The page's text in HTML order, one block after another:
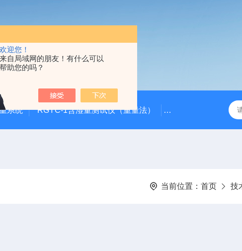
欢迎您！
来自局域网的朋友！有什么可以
帮助您的吗？
系统 RGYC-1含湿量测试仪（重量法） RG-AWS12低浓度
当前位置： 首页 技